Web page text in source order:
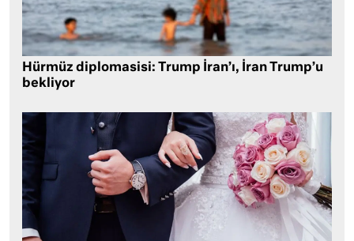
Hürmüz diplomasisi: Trump İran’ı, İran Trump’u
bekliyor